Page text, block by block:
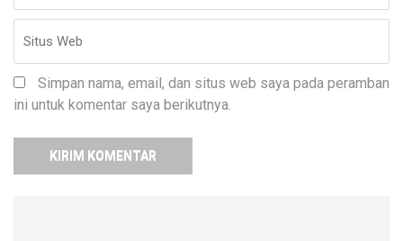
Simpan nama, email, dan situs web saya pada peramban
ini untuk komentar saya berikutnya.